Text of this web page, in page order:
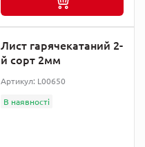
Лист гарячекатаний 2-
й сорт 2мм
Артикул: L00650
В наявності